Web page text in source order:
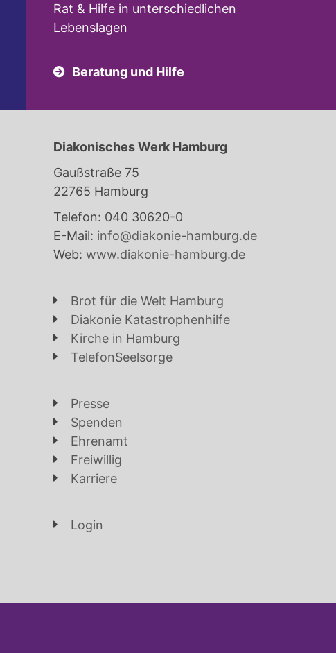
Rat & Hilfe in unterschiedlichen
Lebenslagen
Beratung und Hilfe
Diakonisches Werk Hamburg
Gaußstraße 75
22765 Hamburg
Telefon: 040 30620-0
E-Mail: info@diakonie-hamburg.de
Web: www.diakonie-hamburg.de
Brot für die Welt Hamburg
Diakonie Katastrophenhilfe
Kirche in Hamburg
TelefonSeelsorge
Presse
Spenden
Ehrenamt
Freiwillig
Karriere
Login